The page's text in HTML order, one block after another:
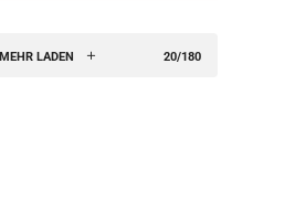
MEHR LADEN 20/180